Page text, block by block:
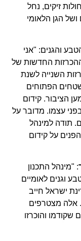
זיקים, נחל
הגן הלאומי
והגנים: "אני
החדשות של
השנייה לשנת
הפתוחים
קידום
עצמו. מדובר על
למינהל
על קידום
התכנון
לאומיים
ישראל חייב
מצטרפים
שקודמו והוכרזו